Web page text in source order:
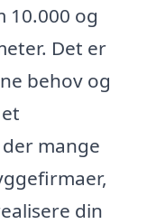
10.000 og
Det er
behov og
mange
din